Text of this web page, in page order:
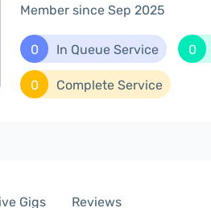
Member since Sep 2025
0 In Queue Service 0
0 Complete Service
Gigs Reviews